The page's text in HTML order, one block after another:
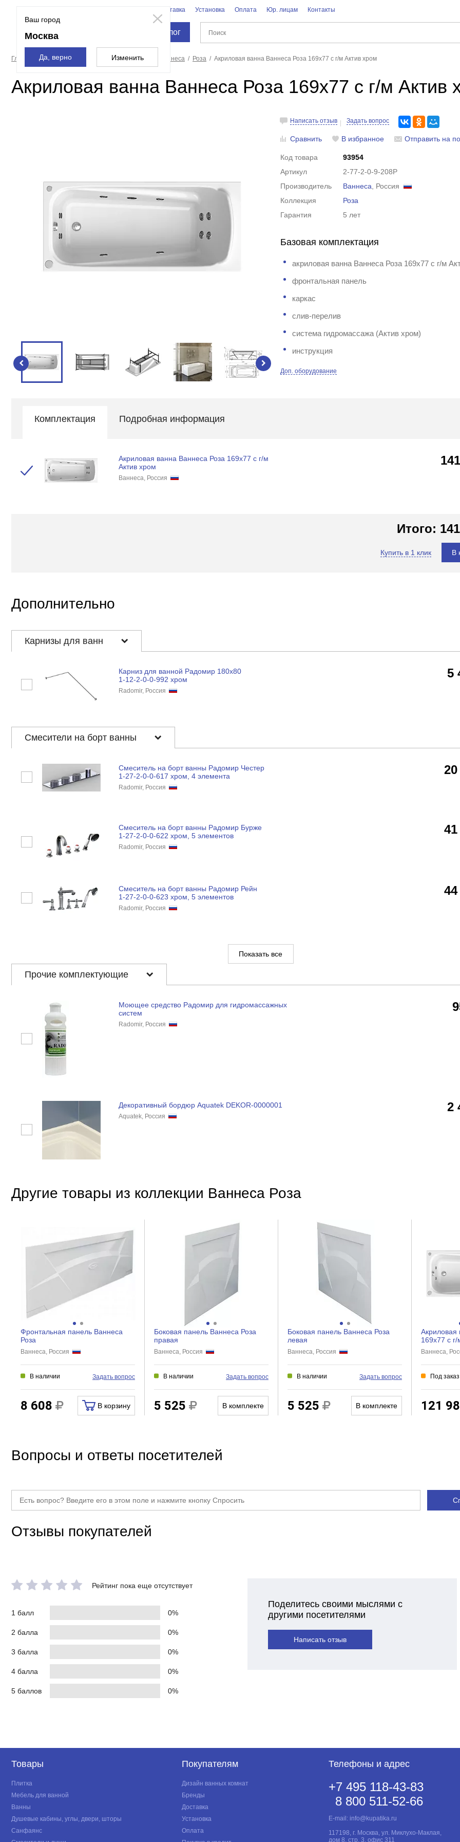
Ваш город
Москва
Да, верно Изменить
Доставка Установка Оплата Юр. лицам Контакты
Каталог
Главная страница Акриловые ванны Ваннеса Роза Акриловая ванна Ваннеса Роза 169х77 с г/м Актив хром
Акриловая ванна Ваннеса Роза 169х77 с г/м Актив
Написать отзыв Задать вопрос
Сравнить В избранное Отправить на
Код товара
93954
Артикул
2-77-2-0-9-208Р
Производитель
Ваннеса , Россия
Коллекция
Роза
Гарантия
5 лет
Базовая комплектация
акриловая ванна Ваннеса Роза 169х77 с г/м
фронтальная панель
каркас
слив-перелив
система гидромассажа (Актив хром)
инструкция
Доп. оборудование
Комплектация Подробная информация
Акриловая ванна Ваннеса Роза 169х77 с г/м
Актив хром
Ваннеса, Россия
Итого:
Купить в 1 клик В
Дополнительно
Карнизы для ванн
Карниз для ванной Радомир 180х80
1-12-2-0-0-992 хром
Radomir, Россия
5
Смесители на борт ванны
Смеситель на борт ванны Радомир Честер
1-27-2-0-0-617 хром, 4 элемента
Radomir, Россия
Смеситель на борт ванны Радомир Бурже
1-27-2-0-0-622 хром, 5 элементов
Radomir, Россия
Смеситель на борт ванны Радомир Рейн
1-27-2-0-0-623 хром, 5 элементов
Radomir, Россия
Показать все
Прочие комплектующие
Моющее средство Радомир для гидромассажных
систем
Radomir, Россия
Декоративный бордюр Aquatek DEKOR-0000001
Aquatek, Россия
2
Другие товары из коллекции Ваннеса Роза
Фронтальная панель Ваннеса
Роза
Ваннеса, Россия
В наличии Задать вопрос
8 608 В корзину
Боковая панель Ваннеса Роза
правая
Ваннеса, Россия
В наличии Задать вопрос
5 525 В комплекте
Боковая панель Ваннеса Роза
левая
Ваннеса, Россия
В наличии Задать вопрос
5 525 В комплекте
Акриловая
169х77 с
Ваннеса,
Под заказ
121
Вопросы и ответы посетителей
Отзывы покупателей
Рейтинг пока еще отсутствует
1 балл 0%
2 балла 0%
3 балла 0%
4 балла 0%
5 баллов 0%
Поделитесь своими мыслями с
другими посетителями
Написать отзыв
Товары
Плитка
Мебель для ванной
Ванны
Душевые кабины, углы, двери, шторы
Санфаянс
Покупателям
Дизайн ванных комнат
Бренды
Доставка
Установка
Оплата
Телефоны и адрес
+7 495 118-43-83
8 800 511-52-66
E-mail: info@kupatika.ru
117198, г. Москва, ул. Миклухо-Маклая,
дом 8, стр. 3, офис 311